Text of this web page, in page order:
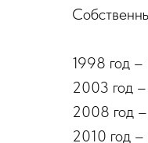
1998 год –
2003 год –
2008 год
2010 год